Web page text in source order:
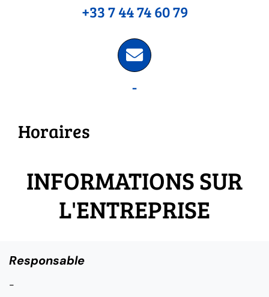
+33 7 44 74 60 79
-
Horaires
INFORMATIONS SUR
L'ENTREPRISE
Responsable
-